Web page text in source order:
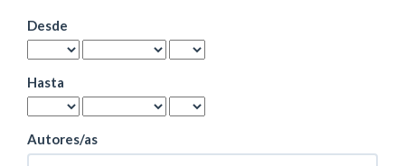
Desde
Hasta
Autores/as